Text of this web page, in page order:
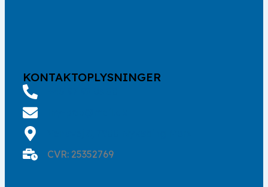
KONTAKTOPLYSNINGER
CVR: 25352769